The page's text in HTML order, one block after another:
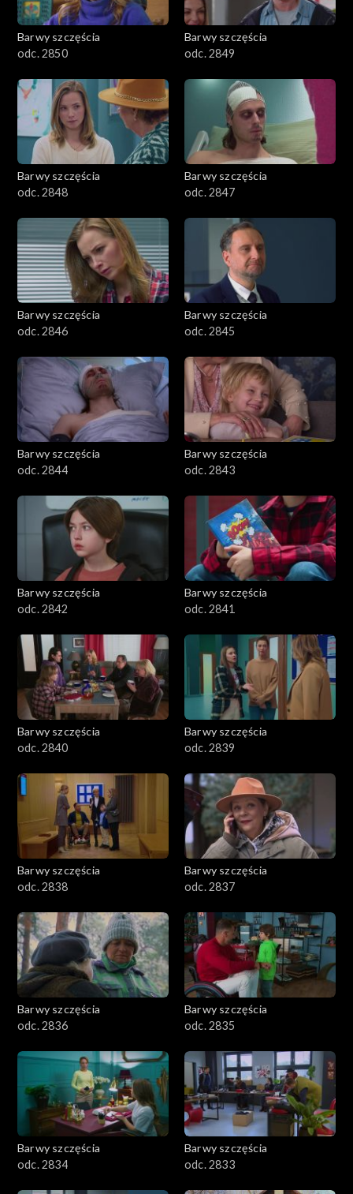
Barwy szczęścia
odc. 2850
Barwy szczęścia
odc. 2849
Barwy szczęścia
odc. 2848
Barwy szczęścia
odc. 2847
Barwy szczęścia
odc. 2846
Barwy szczęścia
odc. 2845
Barwy szczęścia
odc. 2844
Barwy szczęścia
odc. 2843
Barwy szczęścia
odc. 2842
Barwy szczęścia
odc. 2841
Barwy szczęścia
odc. 2840
Barwy szczęścia
odc. 2839
Barwy szczęścia
odc. 2838
Barwy szczęścia
odc. 2837
Barwy szczęścia
odc. 2836
Barwy szczęścia
odc. 2835
Barwy szczęścia
odc. 2834
Barwy szczęścia
odc. 2833